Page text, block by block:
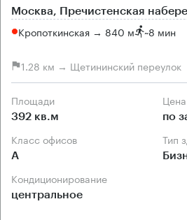
Москва, Пречистенская
Кропоткинская → 840 м ~8 мин
1.28 км → Щетининский переулок
Площади
392 кв.м по
Класс офисов
А
Тип
Кондиционирование
центральное